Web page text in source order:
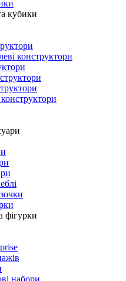
кубики
конструктори
фігурки
набори